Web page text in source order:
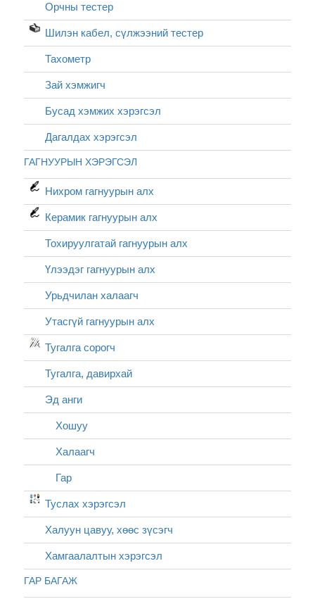
Орчны тестер
Шилэн кабел, cүлжээний тестер
Тахометр
Зай хэмжигч
Бусад хэмжих хэрэгсэл
Дагалдах хэрэгсэл
ГАГНУУРЫН ХЭРЭГСЭЛ
Нихром гагнуурын алх
Керамик гагнуурын алх
Тохируулгатай гагнуурын алх
Үлээдэг гагнуурын алх
Урьдчилан халаагч
Утасгүй гагнуурын алх
Тугалга сорогч
Тугалга, давирхай
Эд анги
Хошуу
Халаагч
Гар
Туслах хэрэгсэл
Халуун цавуу, хөөс зүсэгч
Хамгаалалтын хэрэгсэл
ГАР БАГАЖ